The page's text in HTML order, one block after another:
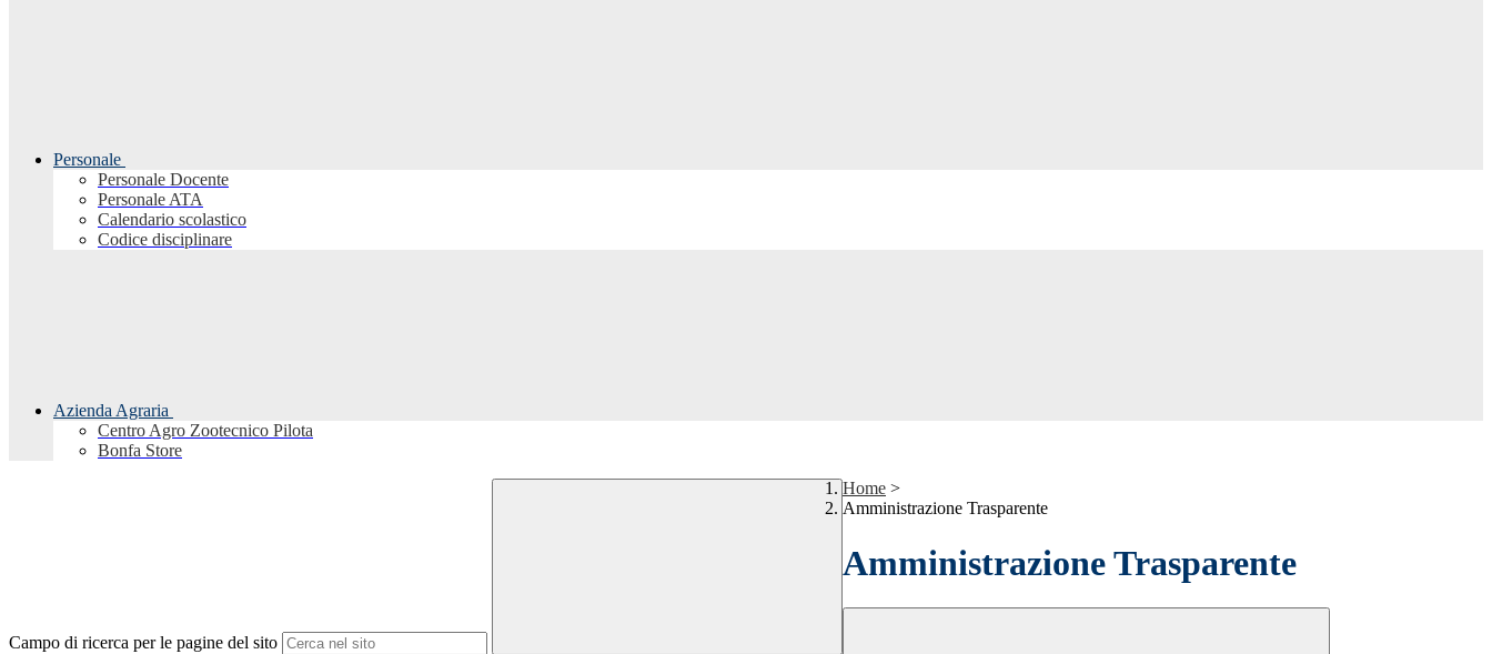
Personale
Personale Docente
Personale ATA
Calendario scolastico
Codice disciplinare
Azienda Agraria
Centro Agro Zootecnico Pilota
Bonfa Store
Campo di ricerca per le pagine del sito
Home >
Amministrazione Trasparente
Amministrazione Trasparente